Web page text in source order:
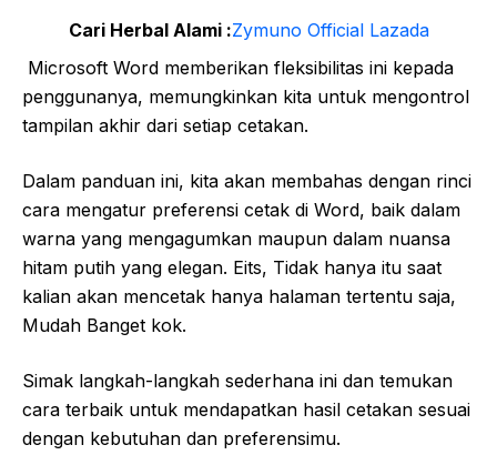
Cari Herbal Alami :Zymuno Official Lazada
Microsoft Word memberikan fleksibilitas ini kepada
penggunanya, memungkinkan kita untuk mengontrol
tampilan akhir dari setiap cetakan.
Dalam panduan ini, kita akan membahas dengan rinci
cara mengatur preferensi cetak di Word, baik dalam
warna yang mengagumkan maupun dalam nuansa
hitam putih yang elegan. Eits, Tidak hanya itu saat
kalian akan mencetak hanya halaman tertentu saja,
Mudah Banget kok.
Simak langkah-langkah sederhana ini dan temukan
cara terbaik untuk mendapatkan hasil cetakan sesuai
dengan kebutuhan dan preferensimu.